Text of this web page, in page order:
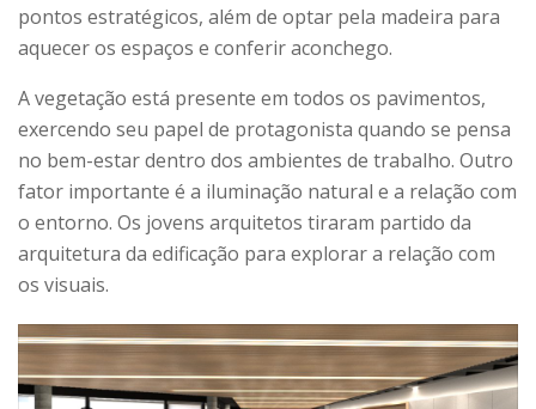
pontos estratégicos, além de optar pela madeira para
aquecer os espaços e conferir aconchego.
A vegetação está presente em todos os pavimentos,
exercendo seu papel de protagonista quando se pensa
no bem-estar dentro dos ambientes de trabalho. Outro
fator importante é a iluminação natural e a relação com
o entorno. Os jovens arquitetos tiraram partido da
arquitetura da edificação para explorar a relação com
os visuais.